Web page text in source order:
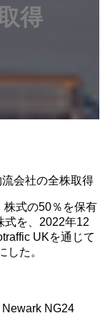
得
会社の全株取得
株式の50％を保有
式を、2022年12
UKを通じて
した。
NG24